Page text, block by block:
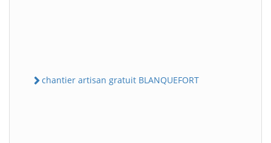
chantier artisan gratuit BLANQUEFORT